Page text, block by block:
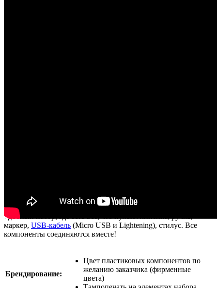
Страна производства: Китай
Запрос на просчет
Удобный набор, где есть всё, что нужно: линейка, ручка,
маркер, USB-кабель (Micro USB и Lightening), стилус. Все
компоненты соединяются вместе!
Брендирование:
Цвет пластиковых компонентов по
желанию заказчика (фирменные
цвета)